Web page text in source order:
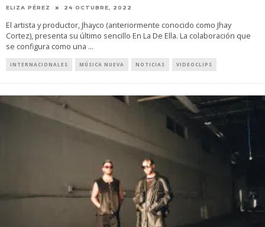
ELIZA PÉREZ 24 OCTUBRE, 2022
El artista y productor, Jhayco (anteriormente conocido como Jhay
Cortez), presenta su último sencillo En La De Ella. La colaboración que
se configura como una ...
INTERNACIONALES MÚSICA NUEVA NOTICIAS VIDEOCLIPS